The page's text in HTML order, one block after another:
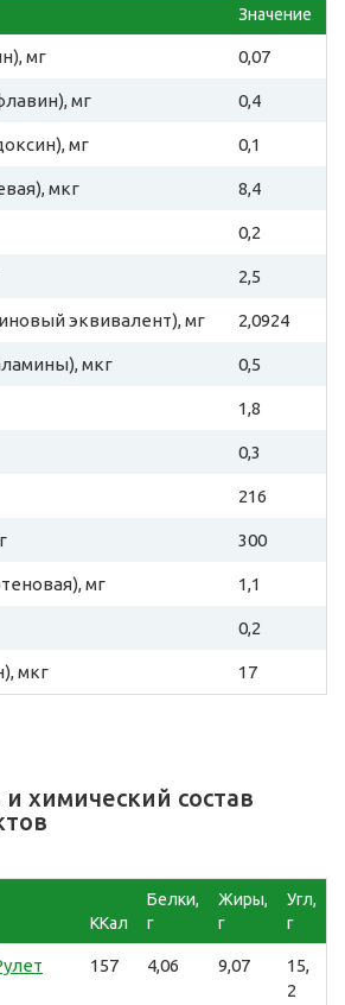
Значение
мг 0,07
мг 0,4
мг 0,1
мкг 8,4
0,2
2,5
эквивалент), мг 2,0924
мкг 0,5
1,8
0,3
216
300
мг 1,1
0,2
мкг 17
химический состав
ККал
Белки,
г
Жиры,
г
Угл,
г
157 4,06 9,07
15,
2